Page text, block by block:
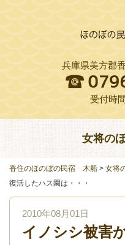
兵庫県美方郡
受付時
よくある質問
お役立ちリンク集
ご予約プラン一覧
女将の
香住のほのぼの民宿 木船 > 女将
復活したハス園は・・・
2010年08月01日
イノシシ被害